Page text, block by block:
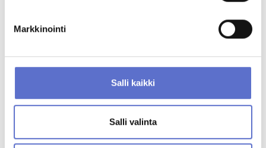
Markkinointi
Salli kaikki
Salli valinta
TOYOTA COROLLA